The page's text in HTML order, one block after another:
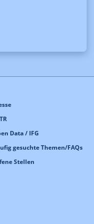
Data / IFG
gesuchte Themen/FAQs
Stellen